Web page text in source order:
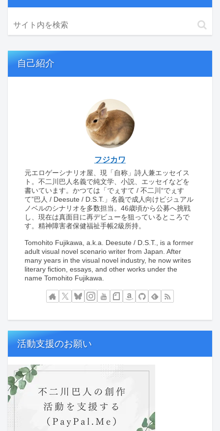
自己紹介
フジカワ
元エロゲーシナリオ屋、現「自称」詩人兼エッセイス
ト。不二川巴人名義で純文学、小説、エッセイなどを
書いています。かつては「でぇすて / 不二川“でぇす
て”巴人 / Deesute / D.S.T.」名義で成人向けビジュアル
ノベルのシナリオを多数担当。46歳頃から公募へ挑戦
し、現在は真面目に再デビューを狙っているところで
す。精神障害者保健福祉手帳2級所持。
Tomohito Fujikawa, a.k.a. Deesute / D.S.T., is a former
adult visual novel scenario writer from Japan. After
many years in the visual novel industry, he now writes
literary fiction, essays, and other works under the
name Tomohito Fujikawa.
活動支援のお願い